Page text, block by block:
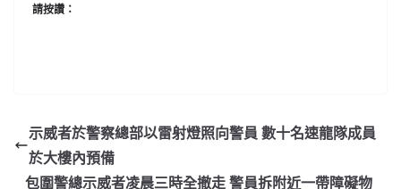
請按讚：
示威者於警察總部以雷射燈照向警員 數十名速龍隊成員
於大樓內預備
包圍警總示威者凌晨三時全撤走 警員拆附近一帶障礙物